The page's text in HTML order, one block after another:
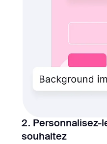
2. Personnalisez-
souhaitez